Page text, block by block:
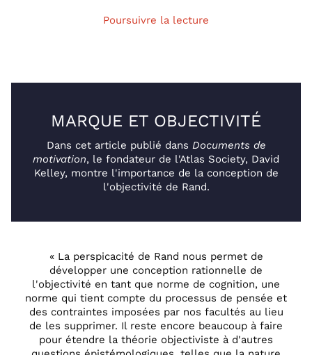
Poursuivre la lecture
« La perspicacité de Rand nous permet de
développer une conception rationnelle de
l'objectivité en tant que norme de cognition, une
norme qui tient compte du processus de pensée et
des contraintes imposées par nos facultés au lieu
de les supprimer. Il reste encore beaucoup à faire
pour étendre la théorie objectiviste à d'autres
MARQUE ET OBJECTIVITÉ
Dans cet article publié dans Documents de
motivation, le fondateur de l'Atlas Society, David
Kelley, montre l'importance de la conception de
l'objectivité de Rand.